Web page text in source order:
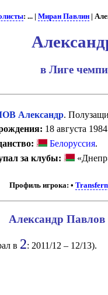
: ... | Миран Павлин|
в Лиге
Александр.
18 августа 1984
Белоруссия.
за клубы:
Профиль игрока: •
Александр Павлов
в 2: 2011/12 – 12/13).